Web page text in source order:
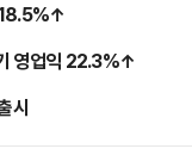
18.5%↑
영업익 22.3%↑
시